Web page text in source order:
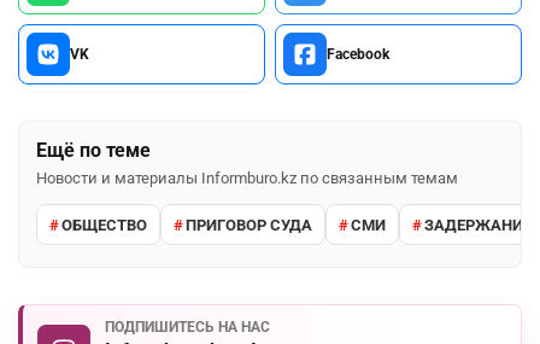
VK Facebook
Ещё по теме
Новости и материалы Informburo.kz по связанным темам
ОБЩЕСТВО ПРИГОВОР СУДА СМИ ЗАДЕРЖАНИЕ
ПОДПИШИТЕСЬ НА НАС